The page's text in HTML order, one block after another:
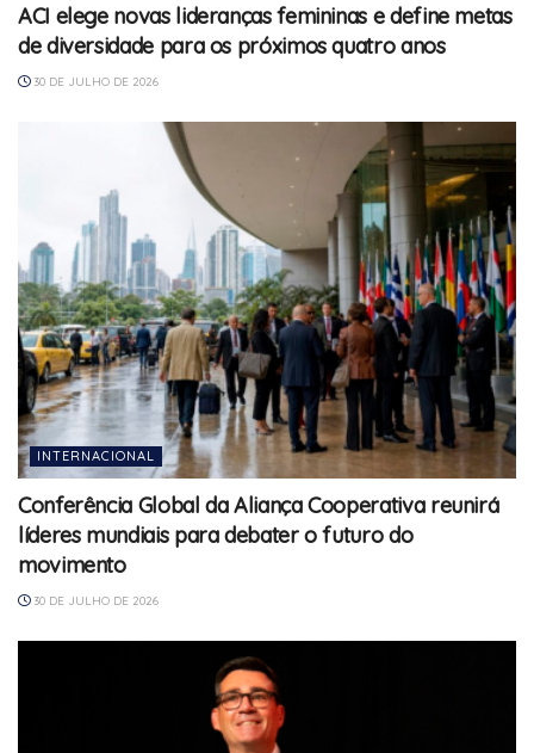
ACI elege novas lideranças femininas e define metas
de diversidade para os próximos quatro anos
30 DE JULHO DE 2026
INTERNACIONAL
Conferência Global da Aliança Cooperativa reunirá
líderes mundiais para debater o futuro do
movimento
30 DE JULHO DE 2026